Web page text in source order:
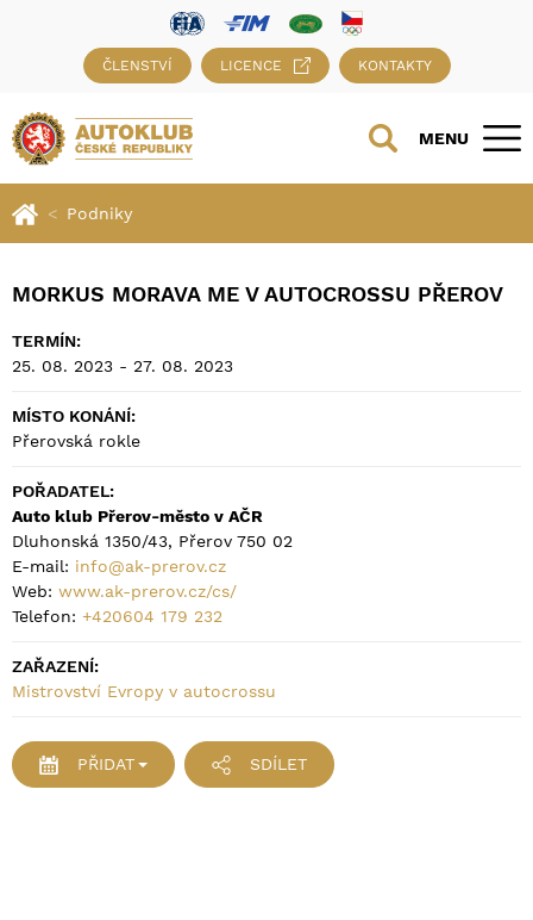
ČLENSTVÍ LICENCE KONTAKTY
MENU
Podniky
MORKUS MORAVA ME V AUTOCROSSU PŘEROV
TERMÍN:
25. 08. 2023 - 27. 08. 2023
MÍSTO KONÁNÍ:
Přerovská rokle
POŘADATEL:
Auto klub Přerov-město v AČR
Dluhonská 1350/43, Přerov 750 02
E-mail: info@ak-prerov.cz
Web: www.ak-prerov.cz/cs/
Telefon: +420604 179 232
ZAŘAZENÍ:
Mistrovství Evropy v autocrossu
PŘIDAT SDÍLET